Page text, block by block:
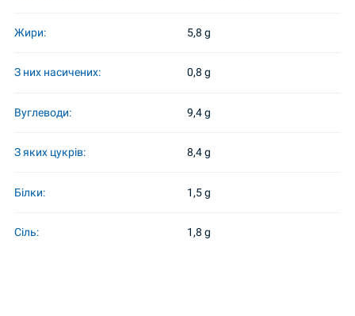
Жири: 5,8 g
З них насичених: 0,8 g
Вуглеводи: 9,4 g
З яких цукрів: 8,4 g
Білки: 1,5 g
Сіль: 1,8 g